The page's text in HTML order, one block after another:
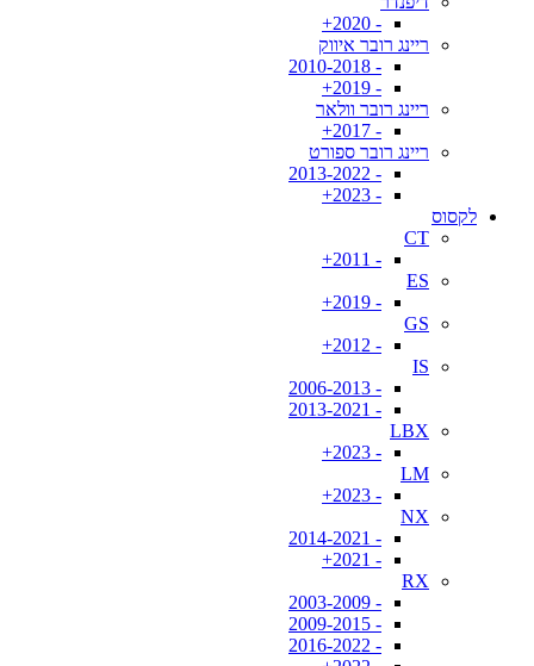
- 2020+
ריינג רובר איווק
- 2010-2018
- 2019+
ריינג רובר וולאר
- 2017+
ריינג רובר ספורט
- 2013-2022
- 2023+
לקסוס
CT
- 2011+
ES
- 2019+
GS
- 2012+
IS
- 2006-2013
- 2013-2021
LBX
- 2023+
LM
- 2023+
NX
- 2014-2021
- 2021+
RX
- 2003-2009
- 2009-2015
- 2016-2022